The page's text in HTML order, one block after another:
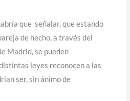
que señalar, que estando
de hecho, a través del
Madrid, se pueden
leyes reconocen a las
ser, sin ánimo de